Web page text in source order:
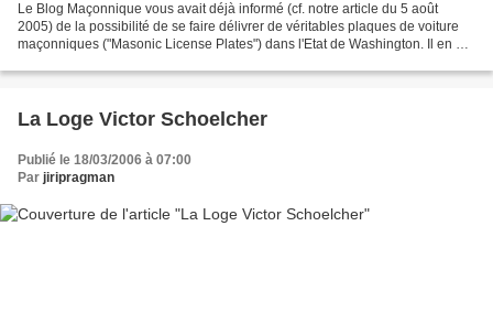
Le Blog Maçonnique vous avait déjà informé (cf. notre article du 5 août
2005) de la possibilité de se faire délivrer de véritables plaques de voiture
maçonniques ("Masonic License Plates") dans l'Etat de Washington. Il en est
La Loge Victor Schoelcher
Publié le 18/03/2006 à 07:00
Par jiripragman